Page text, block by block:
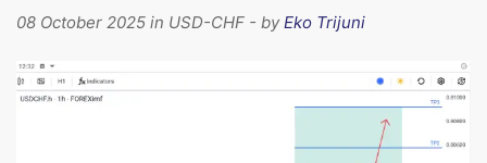
08 October 2025 in USD-CHF - byEko Trijuni